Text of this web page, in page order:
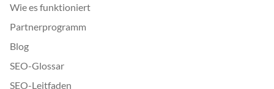
Wie es funktioniert
Partnerprogramm
Blog
SEO-Glossar
SEO-Leitfaden